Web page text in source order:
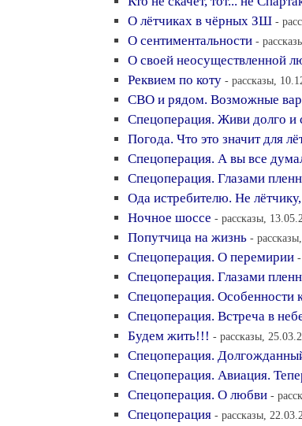
О лётчиках в чёрных ЗШ -
О сентиментальности -
О своей неосуществленной
Реквием по коту - рассказы,
СВО и рядом. Возможные
Спецоперация. Живи долго и
Погода. Что это значит для
Спецоперация. А вы все
Спецоперация. Глазами
Ода истребителю. Не
Ночное шоссе - рассказы,
Попутчица на жизнь -
Спецоперация. О перемирии
Спецоперация. Глазами
Спецоперация. Особенности
Спецоперация. Встреча в
Будем жить!!! - рассказы,
Спецоперация.
Спецоперация. Авиация.
Спецоперация. О любви -
Спецоперация - рассказы,